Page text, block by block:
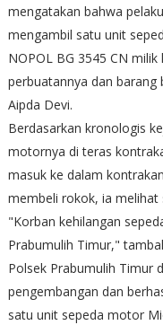
mengatakan bahwa
mengambil satu unit
NOPOL BG 3545 CN
perbuatannya dan
Aipda Devi.
Berdasarkan kronologis
motornya di teras
masuk ke dalam
membeli rokok, ia melihat
"Korban kehilangan
Prabumulih Timur,"
Polsek Prabumulih Timur
pengembangan dan
satu unit sepeda motor